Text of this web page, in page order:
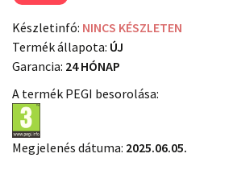
Készletinfó: NINCS KÉSZLETEN
Termék állapota: ÚJ
Garancia: 24 HÓNAP
A termék PEGI besorolása:
Megjelenés dátuma: 2025.06.05.